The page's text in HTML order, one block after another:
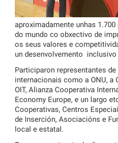
aproximadamente unhas
do mundo co obxectivo de
os seus valores e
un desenvolvemento
Participaron representantes
internacionais como a ONU, a
OIT, Alianza Cooperativa
Economy Europe, e un largo
Cooperativas, Centros
de Inserción, Asociacións e
local e estatal.